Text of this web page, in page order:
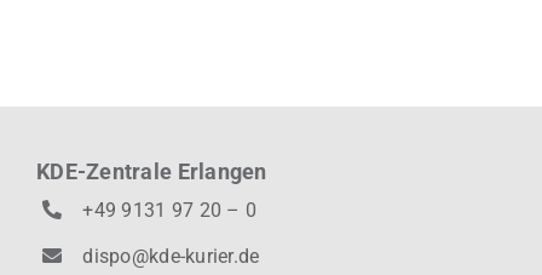
KDE-Zentrale Erlangen
+49 9131 97 20 – 0
dispo@kde-kurier.de